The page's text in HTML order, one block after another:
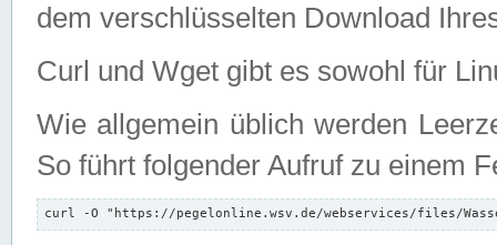
dem verschlüsselten Download
Curl und Wget gibt es sowohl für
Wie allgemein üblich werden
So führt folgender Aufruf zu einem
curl -O "https://pegelonline.wsv.de/webservices/files/